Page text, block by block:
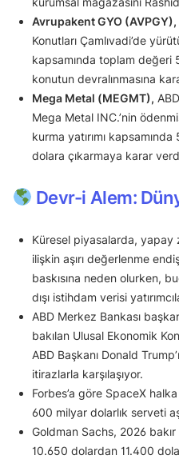
Avrupakent GYO (AVPGY),
Konutları Çamlıvadi’de
kapsamında toplam
konutun devralınmasına
Mega Metal (MEGMT),
Mega Metal INC.’nin
kurma yatırımı
dolara çıkarmaya karar
Devr-i Alem:
Küresel piyasalarda,
ilişkin aşırı değerlenme
baskısına neden olurken,
dışı istihdam verisi
ABD Merkez Bankası
bakılan Ulusal Ekonomik
ABD Başkanı Donald
itirazlarla karşılaşıyor.
Forbes’a göre SpaceX
600 milyar dolarlık serveti
Goldman Sachs, 2026
10.650 dolardan 11.400